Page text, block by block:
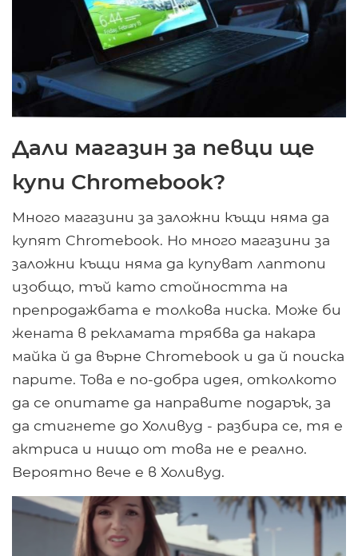
Дали магазин за певци ще
купи Chromebook?
Много магазини за заложни къщи няма да
купят Chromebook. Но много магазини за
заложни къщи няма да купуват лаптопи
изобщо, тъй като стойността на
препродажбата е толкова ниска. Може би
жената в рекламата трябва да накара
майка й да върне Chromebook и да й поиска
парите. Това е по-добра идея, отколкото
да се опитате да направите подарък, за
да стигнете до Холивуд - разбира се, тя е
актриса и нищо от това не е реално.
Вероятно вече е в Холивуд.